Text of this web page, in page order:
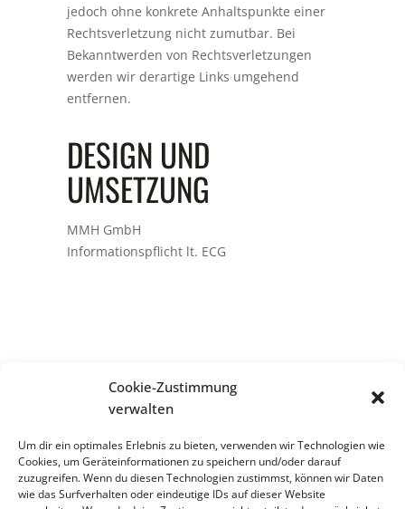
Cookie-Zustimmung
verwalten
Um dir ein optimales Erlebnis zu bieten, verwenden wir Technologien wie
Cookies, um Geräteinformationen zu speichern und/oder darauf
zuzugreifen. Wenn du diesen Technologien zustimmst, können wir Daten
wie das Surfverhalten oder eindeutige IDs auf dieser Website
jedoch ohne konkrete Anhaltspunkte einer
Rechtsverletzung nicht zumutbar. Bei
Bekanntwerden von Rechtsverletzungen
werden wir derartige Links umgehend
entfernen.
DESIGN UND
UMSETZUNG
MMH GmbH
Informationspflicht lt. ECG
Telefon: +43 664 / 9 56 15 10
E-Mail: office@moebel-huber.com
Adresse: Bahnhofstraße 83,